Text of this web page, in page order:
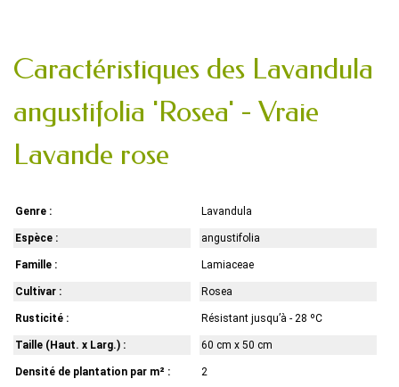
Caractéristiques des Lavandula
angustifolia 'Rosea' - Vraie
Lavande rose
Genre : Lavandula
Espèce : angustifolia
Famille : Lamiaceae
Cultivar : Rosea
Rusticité : Résistant jusqu’à - 28 ºC
Taille (Haut. x Larg.) : 60 cm x 50 cm
Densité de plantation par m² : 2